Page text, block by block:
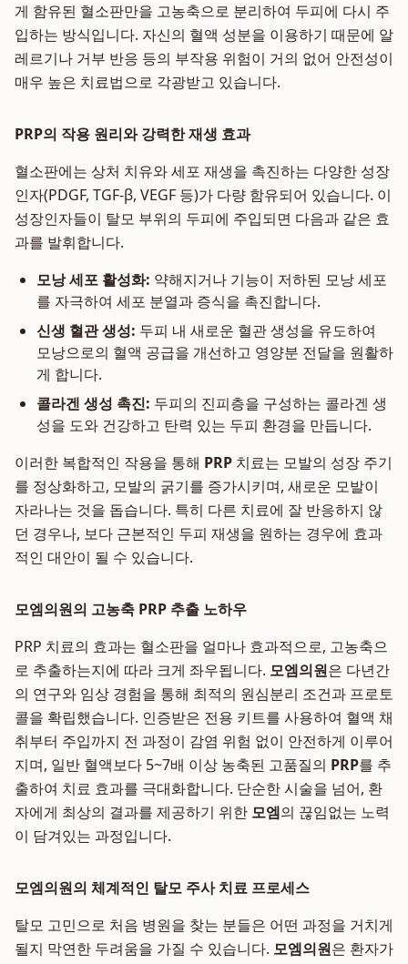
게 함유된 혈소판만을 고농축으로 분리하여 두피에 다시 주
입하는 방식입니다. 자신의 혈액 성분을 이용하기 때문에 알
레르기나 거부 반응 등의 부작용 위험이 거의 없어 안전성이
매우 높은 치료법으로 각광받고 있습니다.
PRP의 작용 원리와 강력한 재생 효과
혈소판에는 상처 치유와 세포 재생을 촉진하는 다양한 성장
인자(PDGF, TGF-β, VEGF 등)가 다량 함유되어 있습니다. 이
성장인자들이 탈모 부위의 두피에 주입되면 다음과 같은 효
과를 발휘합니다.
모낭 세포 활성화: 약해지거나 기능이 저하된 모낭 세포
를 자극하여 세포 분열과 증식을 촉진합니다.
신생 혈관 생성: 두피 내 새로운 혈관 생성을 유도하여
모낭으로의 혈액 공급을 개선하고 영양분 전달을 원활하
게 합니다.
콜라겐 생성 촉진: 두피의 진피층을 구성하는 콜라겐 생
성을 도와 건강하고 탄력 있는 두피 환경을 만듭니다.
이러한 복합적인 작용을 통해 PRP 치료는 모발의 성장 주기
를 정상화하고, 모발의 굵기를 증가시키며, 새로운 모발이
자라나는 것을 돕습니다. 특히 다른 치료에 잘 반응하지 않
던 경우나, 보다 근본적인 두피 재생을 원하는 경우에 효과
적인 대안이 될 수 있습니다.
모엠의원의 고농축 PRP 추출 노하우
PRP 치료의 효과는 혈소판을 얼마나 효과적으로, 고농축으
로 추출하는지에 따라 크게 좌우됩니다. 모엠의원은 다년간
의 연구와 임상 경험을 통해 최적의 원심분리 조건과 프로토
콜을 확립했습니다. 인증받은 전용 키트를 사용하여 혈액 채
취부터 주입까지 전 과정이 감염 위험 없이 안전하게 이루어
지며, 일반 혈액보다 5~7배 이상 농축된 고품질의 PRP를 추
출하여 치료 효과를 극대화합니다. 단순한 시술을 넘어, 환
자에게 최상의 결과를 제공하기 위한 모엠의 끊임없는 노력
이 담겨있는 과정입니다.
모엠의원의 체계적인 탈모 주사 치료 프로세스
탈모 고민으로 처음 병원을 찾는 분들은 어떤 과정을 거치게
될지 막연한 두려움을 가질 수 있습니다. 모엠의원은 환자가